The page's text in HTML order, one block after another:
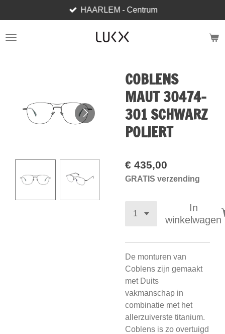
direct
naar
HAARLEM - Centrum
COBLENS
MAUT 30474-
301 SCHWARZ
POLIERT
€ 435,00
GRATIS verzending
In
winkelwagen
De monturen van
Coblens zijn gemaakt
met Duits
vakmanschap in
combinatie met het
allerzuiverste titanium.
Coblens is zo overtuigd